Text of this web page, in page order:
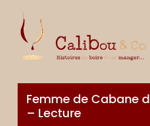
Femme de Cabane
– Lecture